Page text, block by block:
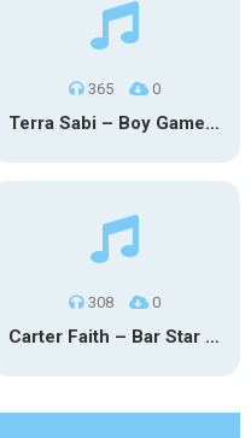
365 0
Terra Sabi – Boy Game X Marcia Cruz
308 0
Carter Faith – Bar Star Vevo